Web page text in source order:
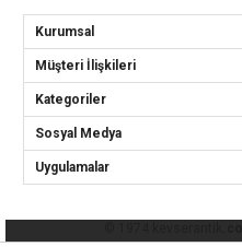
Kurumsal
Müşteri İlişkileri
Kategoriler
Sosyal Medya
Uygulamalar